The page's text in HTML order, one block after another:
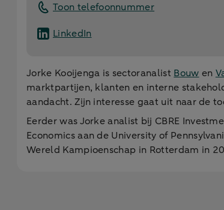
Toon telefoonnummer
LinkedIn
Jorke Kooijenga is sectoranalist Bouw en
marktpartijen, klanten en interne
aandacht. Zijn interesse gaat uit naar de
Eerder was Jorke analist bij CBRE
Economics aan de University of
Wereld Kampioenschap in Rotterdam in